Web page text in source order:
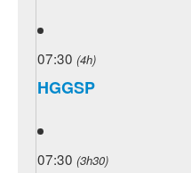
07:30 (4h)
HGGSP
07:30 (3h30)